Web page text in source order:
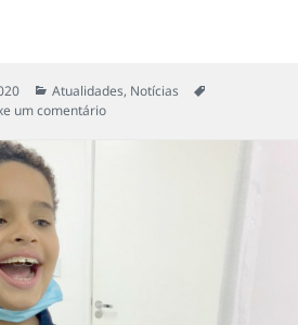
mudam histórias!
Categorias
Atualidades, Notícias
um comentário